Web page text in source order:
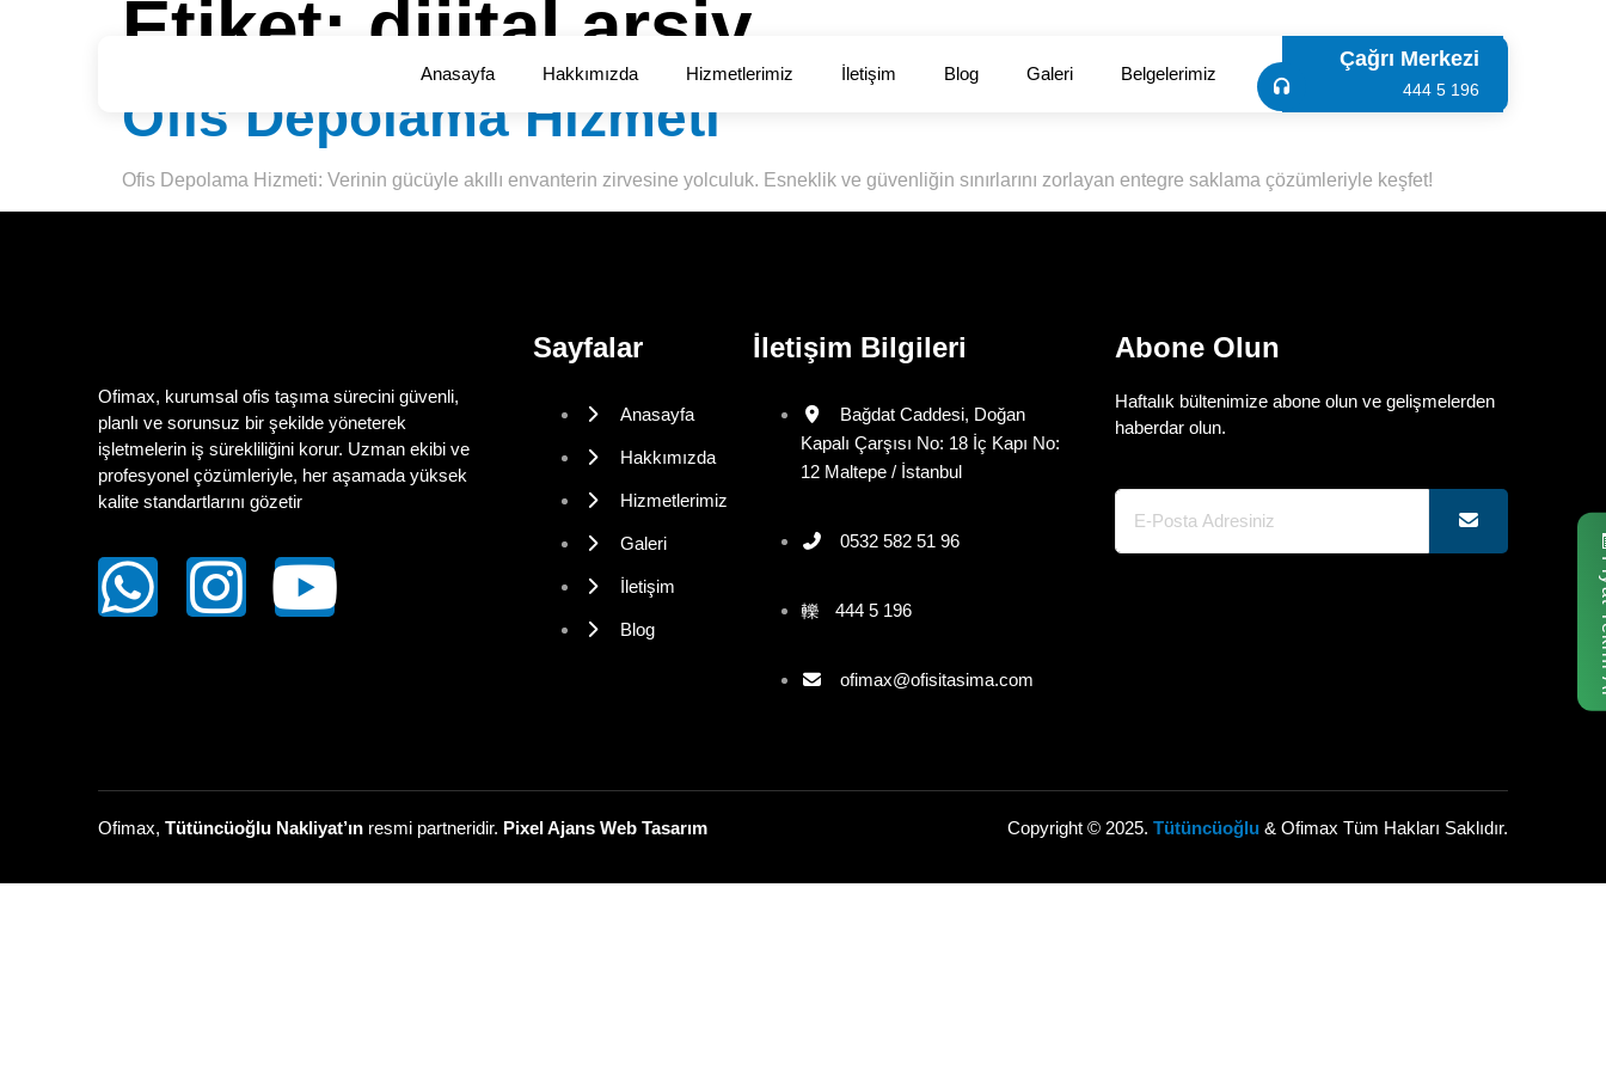
Anasayfa Hakkımızda Hizmetlerimiz İletişim Blog Galeri Belgelerimiz
Çağrı Merkezi
444 5 196
Etiket: dijital arşiv
Ofis Depolama Hizmeti
Ofis Depolama Hizmeti: Verinin gücüyle akıllı envanterin zirvesine yolculuk. Esneklik ve güvenliğin sınırlarını zorlayan entegre saklama çözümleriyle keşfet!
Ofimax, kurumsal ofis taşıma sürecini güvenli,
planlı ve sorunsuz bir şekilde yöneterek
işletmelerin iş sürekliliğini korur. Uzman ekibi ve
profesyonel çözümleriyle, her aşamada yüksek
kalite standartlarını gözetir
Sayfalar
Anasayfa
Hakkımızda
Hizmetlerimiz
Galeri
İletişim
Blog
İletişim Bilgileri
Bağdat Caddesi, Doğan
Kapalı Çarşısı No: 18 İç Kapı No:
12 Maltepe / İstanbul
0532 582 51 96
444 5 196
ofimax@ofisitasima.com
Abone Olun
Haftalık bültenimize abone olun ve gelişmelerden
haberdar olun.
Ofimax, Tütüncüoğlu Nakliyat’ın resmi partneridir. Pixel Ajans Web Tasarım Copyright © 2025. Tütüncüoğlu & Ofimax Tüm Hakları Saklıdır.